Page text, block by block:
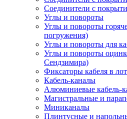
Соединители с
Углы и повороты
Углы и повороты
погружения)
Углы и повороты для
Углы и повороты
Сендзимира)
Фиксаторы кабеля в
Кабель-каналы
Алюминиевые кабель-
Магистральные и
Миниканалы
Плинтусные и